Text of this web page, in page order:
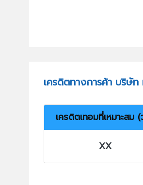
เครดิตทางการค้า บริษั
เครดิตเทอมที่เหมาะสม
XX